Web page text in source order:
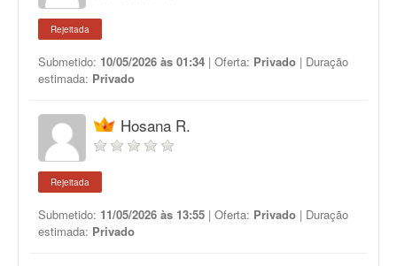
Rejeitada
Submetido: 10/05/2026 às 01:34 | Oferta: Privado | Duração
estimada: Privado
Hosana R.
Rejeitada
Submetido: 11/05/2026 às 13:55 | Oferta: Privado | Duração
estimada: Privado